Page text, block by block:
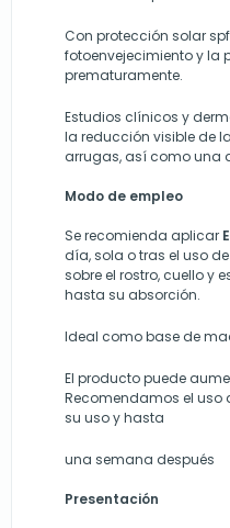
Con protección solar
fotoenvejecimiento y la
prematuramente.
Estudios clínicos y
la reducción visible de
arrugas, así como
Modo de empleo
Se recomienda aplicar
día, sola o tras el uso
sobre el rostro, cuello y
hasta su absorción.
Ideal como base de
El producto puede
Recomendamos el uso
su uso y hasta
una semana después
Presentación